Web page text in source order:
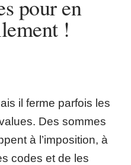
pour en
!
il ferme parfois les
Des sommes
à l’imposition, à
codes et de les